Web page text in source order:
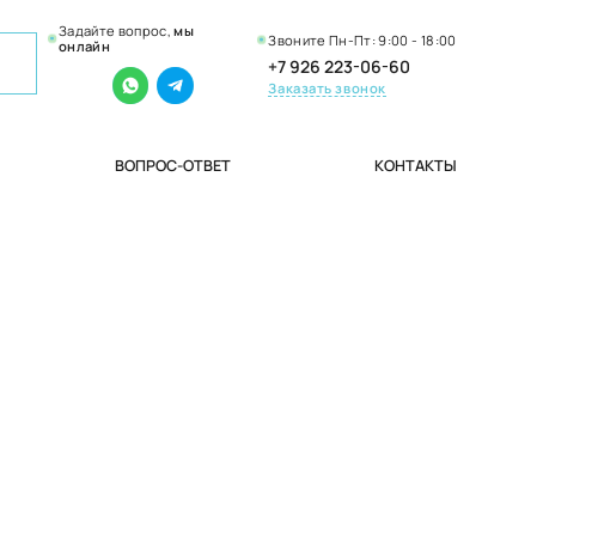
Задайте вопрос,мы
онлайн
Звоните Пн-Пт: 9:00 - 18:00
+7 926 223-06-60
Заказать звонок
ВОПРОС-ОТВЕТ КОНТАКТЫ